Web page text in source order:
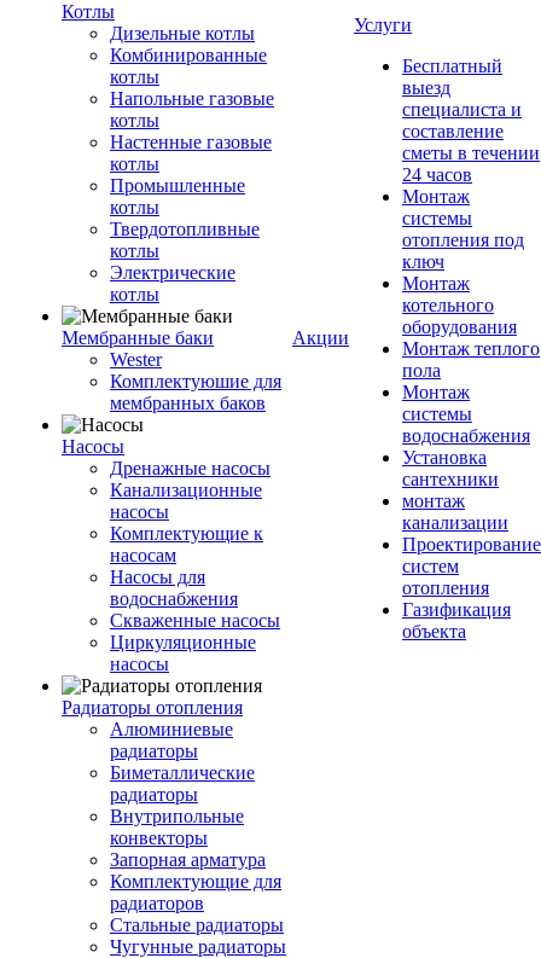
Котлы
Дизельные котлы
Комбинированные
котлы
Напольные газовые
котлы
Настенные газовые
котлы
Промышленные
котлы
Твердотопливные
котлы
Электрические
котлы
Мембранные баки
Wester
Комплектуюшие для
мембранных баков
Насосы
Дренажные насосы
Канализационные
насосы
Комплектующие к
насосам
Насосы для
водоснабжения
Скваженные насосы
Циркуляционные
насосы
Радиаторы отопления
Алюминиевые
радиаторы
Биметаллические
радиаторы
Внутрипольные
конвекторы
Запорная арматура
Комплектующие для
радиаторов
Стальные радиаторы
Чугунные радиаторы
Акции
Услуги
Бесплатный
выезд
специалиста и
составление
сметы в течении
24 часов
Монтаж
системы
отопления под
ключ
Монтаж
котельного
оборудования
Монтаж теплого
пола
Монтаж
системы
водоснабжения
Установка
сантехники
монтаж
канализации
Проектирование
систем
отопления
Газификация
объекта